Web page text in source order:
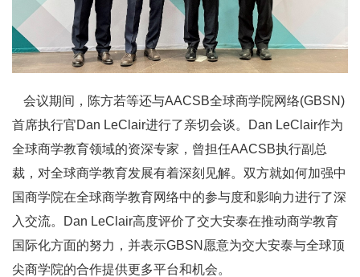
会议期间，陈方若等还与AACSB全球商学院网络(GBSN)
首席执行官Dan LeClair进行了亲切会谈。Dan LeClair作为
全球商学教育领域的资深专家，曾担任AACSB执行副总
裁，对全球商学教育发展有着深刻见解。双方就如何加强中
国商学院在全球商学教育网络中的参与度和影响力进行了深
入交流。Dan LeClair高度评价了交大安泰在推动商学教育
国际化方面的努力，并表示GBSN愿意为交大安泰与全球顶
尖商学院的合作提供更多平台和机会。